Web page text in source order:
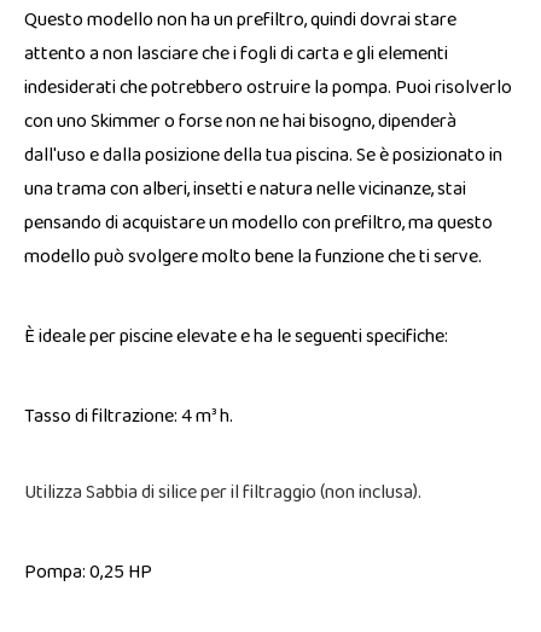
Questo modello non ha un prefiltro, quindi dovrai stare
attento a non lasciare che i fogli di carta e gli elementi
indesiderati che potrebbero ostruire la pompa. Puoi risolverlo
con uno Skimmer o forse non ne hai bisogno, dipenderà
dall'uso e dalla posizione della tua piscina. Se è posizionato in
una trama con alberi, insetti e natura nelle vicinanze, stai
pensando di acquistare un modello con prefiltro, ma questo
modello può svolgere molto bene la funzione che ti serve.
È ideale per piscine elevate e ha le seguenti specifiche:
Tasso di filtrazione: 4 m³ h.
Utilizza Sabbia di silice per il filtraggio (non inclusa).
Pompa: 0,25 HP